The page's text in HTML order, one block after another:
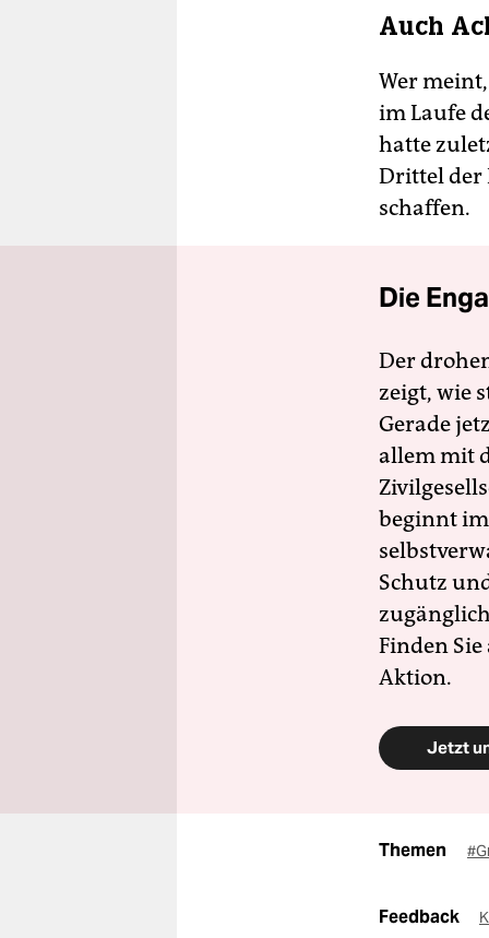
Auch
Wer
im Laufe
hatte
Drittel der
schaffen.
Die
Der
zeigt, wie
Gerade
allem mit
beginnt
Schutz
Finden
Aktion.
Jetzt
Themen
Feedback